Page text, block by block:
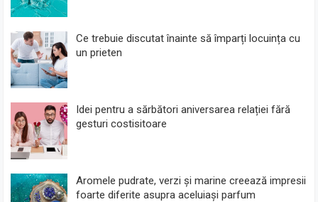
Ce trebuie discutat înainte să împarți locuința cu
un prieten
Idei pentru a sărbători aniversarea relației fără
gesturi costisitoare
Aromele pudrate, verzi și marine creează impresii
foarte diferite asupra aceluiași parfum